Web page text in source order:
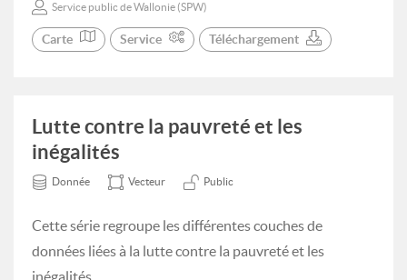
Service public de Wallonie (SPW)
Carte Service Téléchargement
Lutte contre la pauvreté et les
inégalités
Donnée Vecteur Public
Cette série regroupe les différentes couches de
données liées à la lutte contre la pauvreté et les
inégalités.